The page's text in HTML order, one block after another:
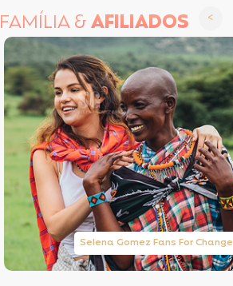
FAMÍLIA &AFILIADOS
Selena Gomez Fans For Change